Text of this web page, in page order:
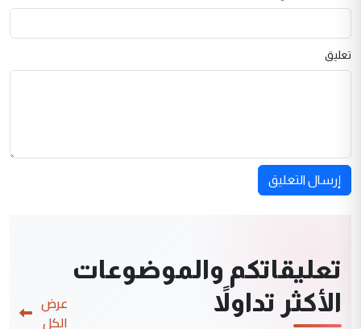
تعليق
إرسال التعليق
تعليقاتكم والموضوعات
الأكثر تداولاً
عرض
الكل